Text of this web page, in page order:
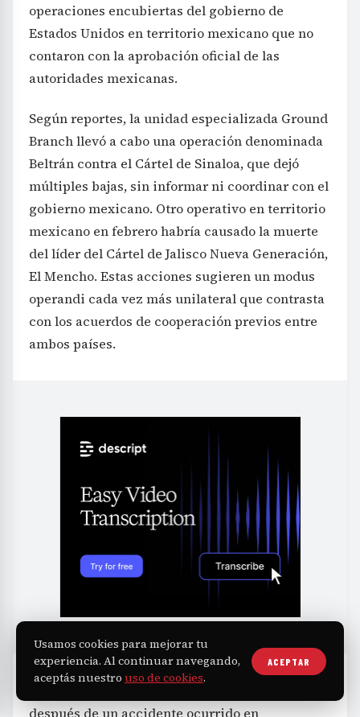
operaciones encubiertas del gobierno de
Estados Unidos en territorio mexicano que no
contaron con la aprobación oficial de las
autoridades mexicanas.
Según reportes, la unidad especializada Ground
Branch llevó a cabo una operación denominada
Beltrán contra el Cártel de Sinaloa, que dejó
múltiples bajas, sin informar ni coordinar con el
gobierno mexicano. Otro operativo en territorio
mexicano en febrero habría causado la muerte
del líder del Cártel de Jalisco Nueva Generación,
El Mencho. Estas acciones sugieren un modus
operandi cada vez más unilateral que contrasta
con los acuerdos de cooperación previos entre
ambos países.
después de un accidente ocurrido en
Usamos cookies para mejorar tu
experiencia. Al continuar navegando,
aceptás nuestro uso de cookies.
ACEPTAR